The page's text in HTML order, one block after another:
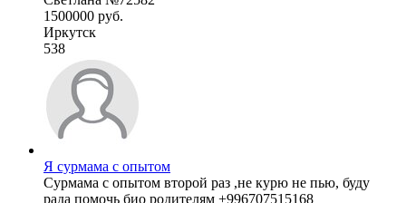
1500000 руб.
Иркутск
538
Я сурмама с опытом
Сурмама с опытом второй раз ,не курю не пью, буду
рада помочь био родителям +996707515168